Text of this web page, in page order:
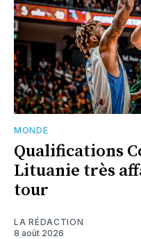
MONDE
Qualifications
Lituanie très
tour
LA RÉDACTION
8 août 2026